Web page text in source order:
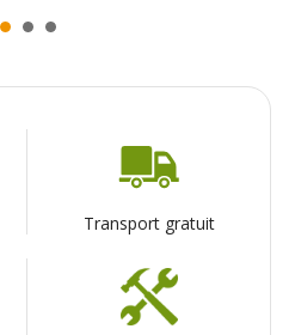
Transport gratuit